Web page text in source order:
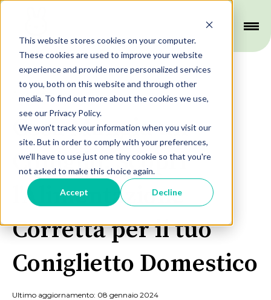
This website stores cookies on your computer.
These cookies are used to improve your website
experience and provide more personalized services
to you, both on this website and through other
media. To find out more about the cookies we use,
see our Privacy Policy.
We won't track your information when you visit our
site. But in order to comply with your preferences,
we'll have to use just one tiny cookie so that you're
not asked to make this choice again.
Accept Decline
Alimentazione
Cosa Mangia un
Coniglio: Scopri
l'Alimentazione
Corretta per il tuo
Coniglietto Domestico
Ultimo aggiornamento: 08 gennaio 2024